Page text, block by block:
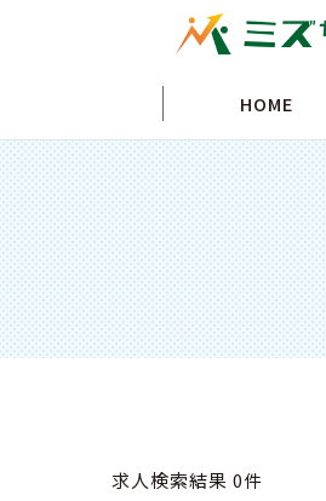
HOME
求人検索結果 0件